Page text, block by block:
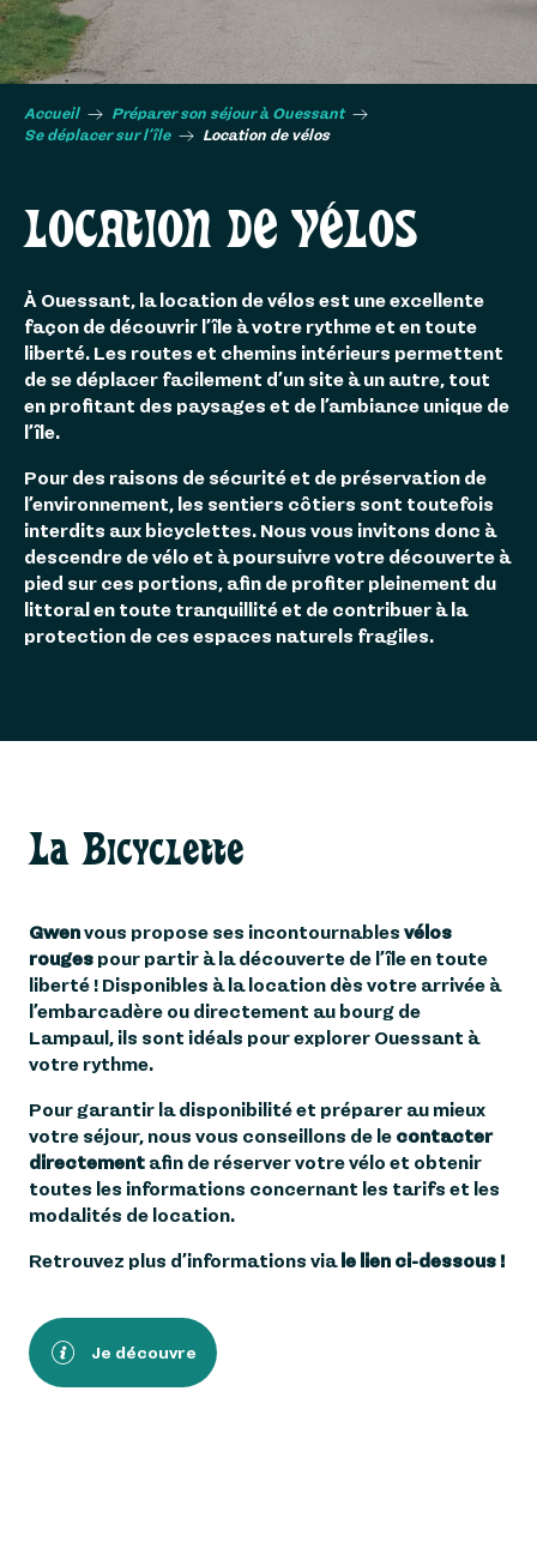
Accueil
Préparer son séjour à Ouessant
Se déplacer sur l’île
Location de vélos
LOCATION DE VÉLOS
À Ouessant, la location de vélos est une excellente
façon de découvrir l’île à votre rythme et en toute
liberté. Les routes et chemins intérieurs permettent
de se déplacer facilement d’un site à un autre, tout
en profitant des paysages et de l’ambiance unique de
l’île.
Pour des raisons de sécurité et de préservation de
l’environnement, les sentiers côtiers sont toutefois
interdits aux bicyclettes. Nous vous invitons donc à
descendre de vélo et à poursuivre votre découverte à
pied sur ces portions, afin de profiter pleinement du
littoral en toute tranquillité et de contribuer à la
protection de ces espaces naturels fragiles.
La Bicyclette
Gwenvous propose ses incontournables vélos
rouges pour partir à la découverte de l’île en toute
liberté ! Disponibles à la location dès votre arrivée à
l’embarcadère ou directement au bourg de
Lampaul, ils sont idéals pour explorer Ouessant à
votre rythme.
Pour garantir la disponibilité et préparer au mieux
votre séjour, nous vous conseillons de le contacter
directement afin de réserver votre vélo et obtenir
toutes les informations concernant les tarifs et les
modalités de location.
Retrouvez plus d’informations via le lien ci-dessous !
Je découvre